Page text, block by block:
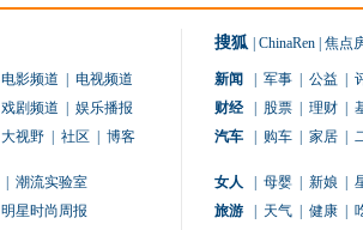
电影频道
电视频道
戏剧频道
娱乐播报
大视野 社区 博客
潮流实验室
明星时尚周报
搜狐 ChinaRen 焦点
新闻 军事 公益
财经
股票 理财
汽车
购车 家居
女人 母婴 新娘
旅游
天气 健康